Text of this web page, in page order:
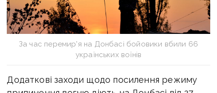
За час перемир'я на Донбасі бойовики вбили 66
українських воїнів
Додаткові заходи щодо посилення режиму